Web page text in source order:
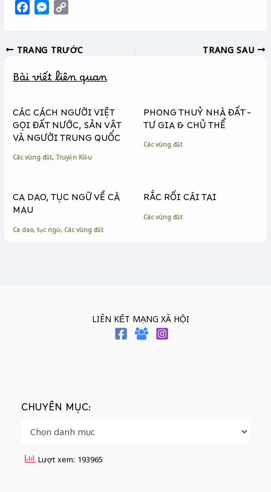
e
o
k
M
s
n
e
r
y
i
k
TRANG TRƯỚC TRANG SAU
Bài viết liên quan
CÁC CÁCH NGƯỜI VIỆT
GỌI ĐẤT NƯỚC, SẢN VẬT
VÀ NGƯỜI TRUNG QUỐC
Các vùng đất, Truyện Kiều
PHONG THUỶ NHÀ ĐẤT –
TƯ GIA & CHỦ THỂ
Các vùng đất
CA DAO, TỤC NGỮ VỀ CÀ
MAU
Ca dao, tục ngữ, Các vùng đất
RẮC RỐI CÁI TAI
Các vùng đất
LIÊN KẾT MẠNG XÃ HỘI
CHUYÊN MỤC:
Lượt xem: 193965